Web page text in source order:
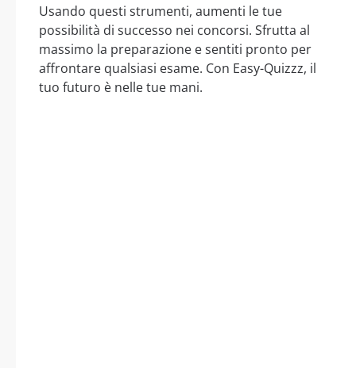
Usando questi strumenti, aumenti le tue
possibilità di successo nei concorsi. Sfrutta al
massimo la preparazione e sentiti pronto per
affrontare qualsiasi esame. Con Easy-Quizzz, il
tuo futuro è nelle tue mani.